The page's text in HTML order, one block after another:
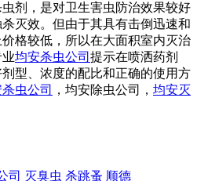
剂，是对卫生害虫防治效果较好
灭效。但由于其具有击倒迅速和
格较低，所以在大面积室内灭治
均安杀虫公司 提示在喷洒药剂
型、浓度的配比和正确的使用方
虫公司 ，均安除虫公司， 均安灭
司 灭臭虫 杀跳蚤 顺德